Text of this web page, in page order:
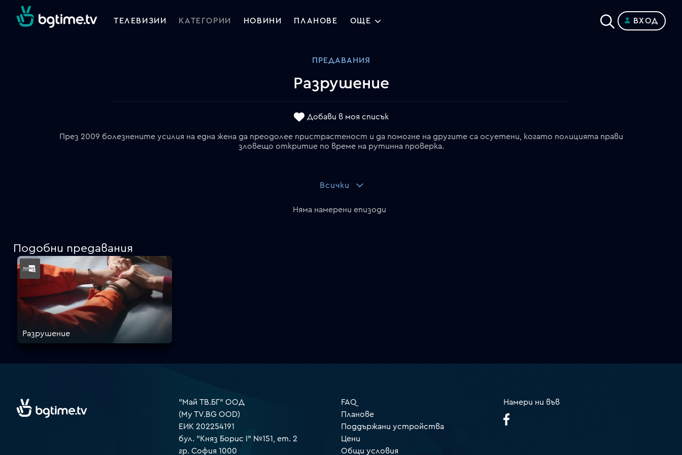
ТЕЛЕВИЗИИ КАТЕГОРИИ НОВИНИ ПЛАНОВЕ ОЩЕ ВХОД
ПРЕДАВАНИЯ
Разрушение
Добави в моя списък
През 2009 болезнените усилия на една жена да преодолее пристрастеност и да помогне на другите са осуетени, когато полицията прави
зловещо откритие по време на рутинна проверка.
Всички
Няма намерени епизоди
Подобни предавания
Разрушение
"Май ТВ.БГ" ООД
(My TV.BG OOD)
ЕИК 202254191
бул. "Княз Борис I" №151, ет. 2
гр. София 1000
FAQ
Планове
Поддържани устройства
Цени
Общи условия
Намери ни във